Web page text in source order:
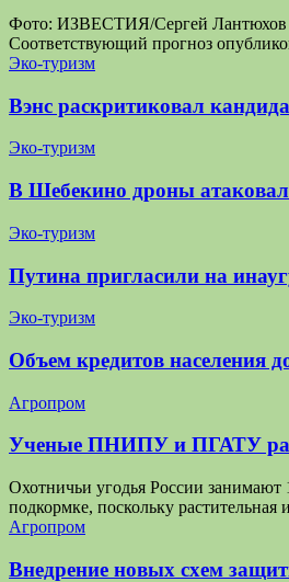
Фото: ИЗВЕСТИЯ/Сергей Лантюхов
Соответствующий прогноз
Эко-туризм
Вэнс раскритиковал
Эко-туризм
В Шебекино дроны
Эко-туризм
Путина пригласили на
Эко-туризм
Объем кредитов населения
Агропром
Ученые ПНИПУ и ПГАТУ
Охотничьи угодья России
подкормке, поскольку
Агропром
Внедрение новых схем